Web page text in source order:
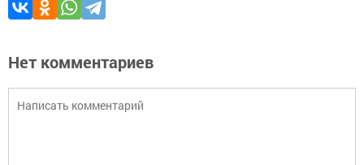
Нет комментариев